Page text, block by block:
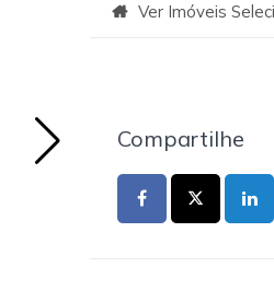
Ver Imóveis
Compartilhe